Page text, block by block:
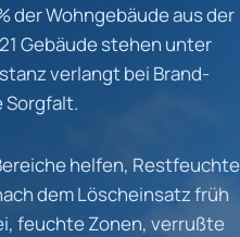
der Wohngebäude aus der
Gebäude stehen unter
verlangt bei Brand-
Sorgfalt.
helfen, Restfeuchte
dem Löscheinsatz früh
feuchte Zonen, verrußte